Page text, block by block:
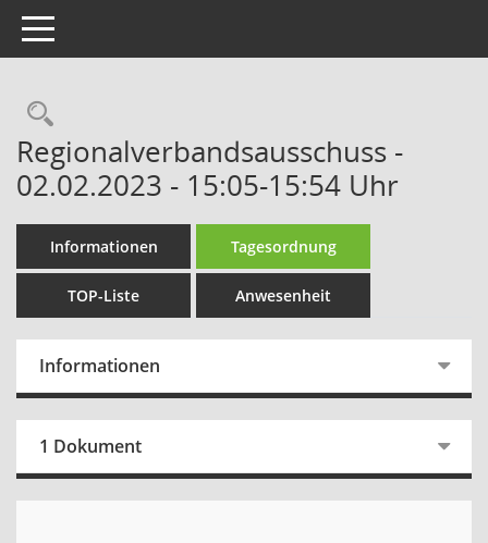
Toggle navigation
Rechercheauswahl
Regionalverbandsausschuss -
02.02.2023 - 15:05-15:54 Uhr
Informationen Tagesordnung
TOP-Liste Anwesenheit
Informationen
1 Dokument